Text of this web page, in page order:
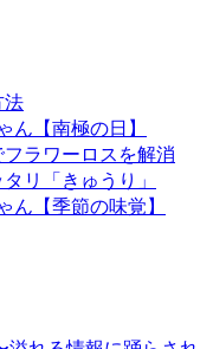
法
ん【南極の日】
ラワーロスを解消
リ「きゅうり」
ん【季節の味覚】